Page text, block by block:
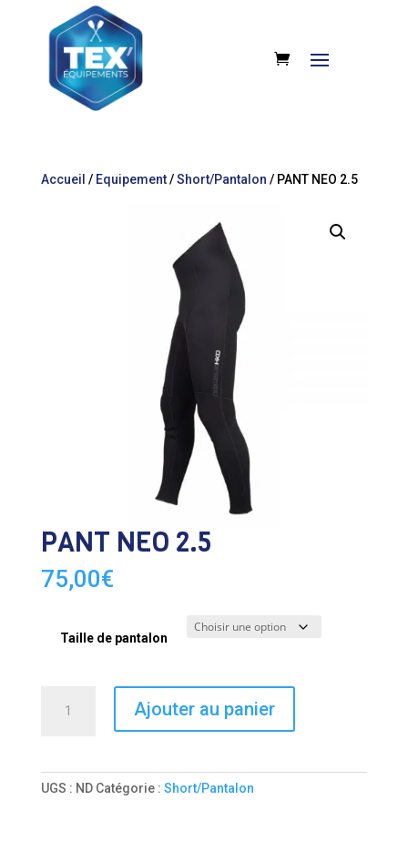
Accueil / Equipement/Short/Pantalon / PANT NEO 2.5
PANT NEO 2.5
75,00€
Taille de pantalon
2.5
Ajouter au panier
UGS : ND Catégorie : Short/Pantalon